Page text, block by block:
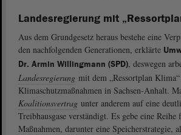
Landesregierung mit
Aus dem Grundgesetz heraus bestehe eine
den nachfolgenden Generationen, erklärte
Dr. Armin Willingmann (SPD), deswegen
Landesregierung mit dem „Ressortplan
Klimaschutzmaßnahmen in Sachsen-Anhalt.
Koalitionsvertrag unter anderem auf eine
Treibhausgase verständigt. Es gebe eine Reihe
Maßnahmen, darunter eine Speicherstrategie,